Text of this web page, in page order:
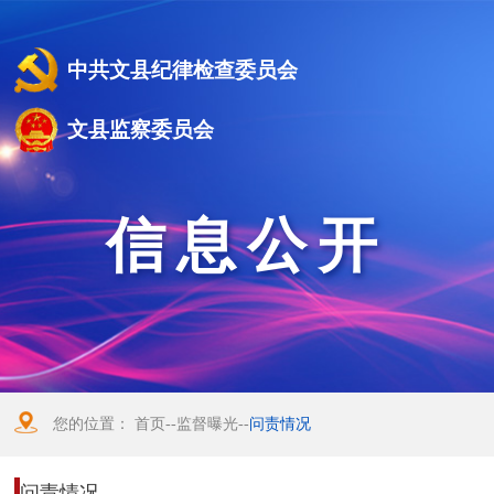
中共文县纪律检查委员会
文县监察委员会
信息公开
您的位置：首页--监督曝光--问责情况